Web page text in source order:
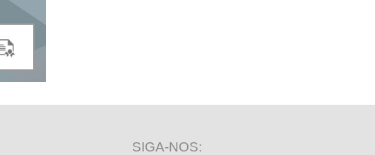
SIGA-NOS: